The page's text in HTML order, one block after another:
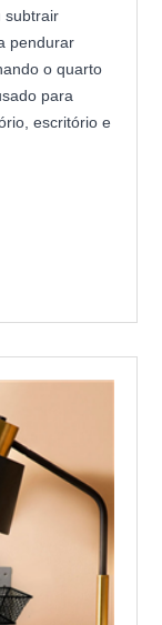
subtrair
pendurar
o quarto
para
escritório e